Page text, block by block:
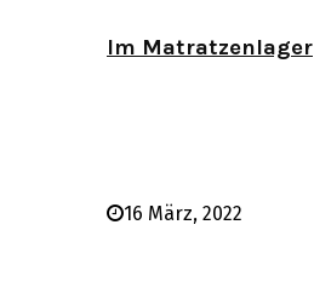
Im Matratzenlager
16 März, 2022